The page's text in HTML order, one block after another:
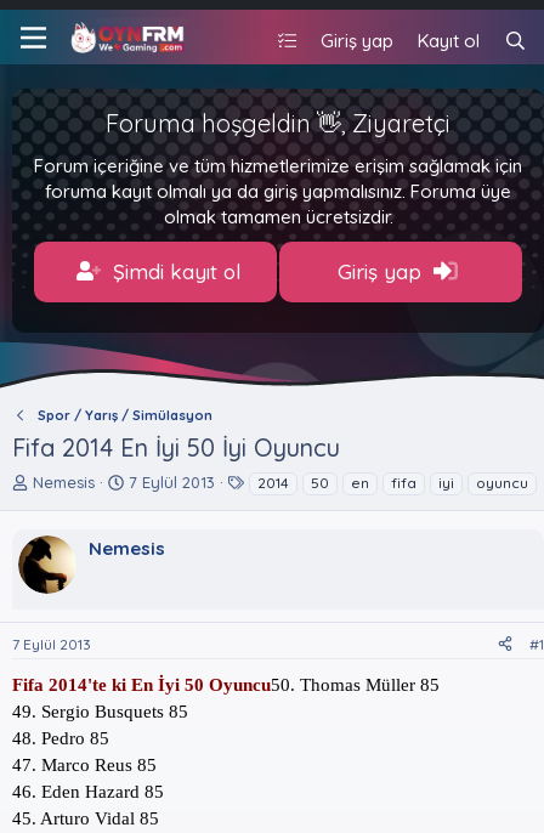
Giriş yap Kayıt ol
Foruma hoşgeldin 👋, Ziyaretçi
Forum içeriğine ve tüm hizmetlerimize erişim sağlamak için
foruma kayıt olmalı ya da giriş yapmalısınız. Foruma üye
olmak tamamen ücretsizdir.
Şimdi kayıt ol Giriş yap
Spor / Yarış / Simülasyon
Fifa 2014 En İyi 50 İyi Oyuncu
K
u
y
u
ş
l
t
a
n
Nemesis
B
l
t
r
h
i
7 Eylül 2013 2014 50 en fifa iyi oyuncu
Nemesis
7 Eylül 2013 #1
Fifa 2014'te ki En İyi 50 Oyuncu50. Thomas Müller 85
49. Sergio Busquets 85
48. Pedro 85
47. Marco Reus 85
46. Eden Hazard 85
45. Arturo Vidal 85